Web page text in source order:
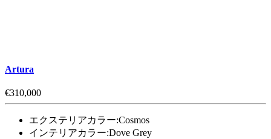
Artura
€310,000
エクステリアカラー:Cosmos
インテリアカラー:Dove Grey